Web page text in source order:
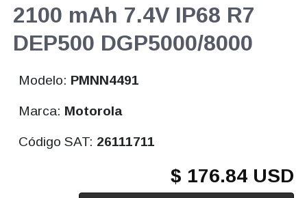
2100 mAh 7.4V IP68 R7
DEP500 DGP5000/8000
Modelo: PMNN4491
Marca: Motorola
Código SAT: 26111711
$ 176.84 USD